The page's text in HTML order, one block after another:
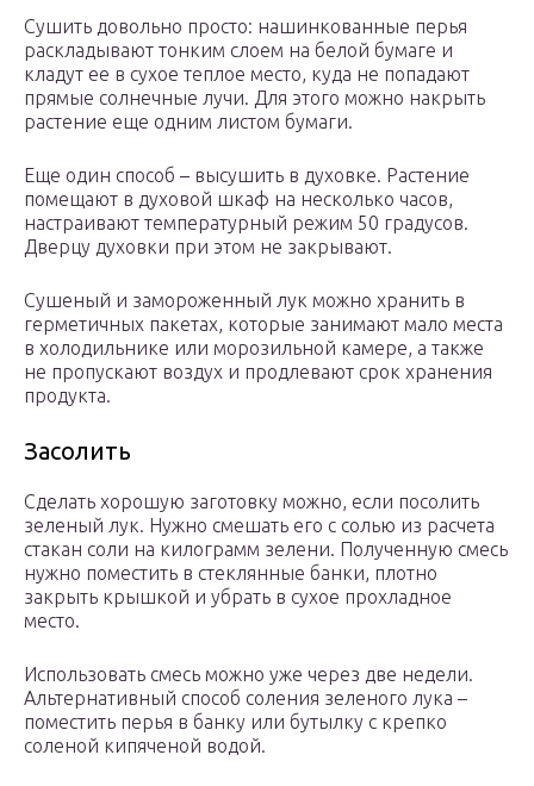
Сушить довольно просто: нашинкованные перья
раскладывают тонким слоем на белой бумаге и
кладут ее в сухое теплое место, куда не попадают
прямые солнечные лучи. Для этого можно накрыть
растение еще одним листом бумаги.
Еще один способ – высушить в духовке. Растение
помещают в духовой шкаф на несколько часов,
настраивают температурный режим 50 градусов.
Дверцу духовки при этом не закрывают.
Сушеный и замороженный лук можно хранить в
герметичных пакетах, которые занимают мало места
в холодильнике или морозильной камере, а также
не пропускают воздух и продлевают срок хранения
продукта.
Засолить
Сделать хорошую заготовку можно, если посолить
зеленый лук. Нужно смешать его с солью из расчета
стакан соли на килограмм зелени. Полученную смесь
нужно поместить в стеклянные банки, плотно
закрыть крышкой и убрать в сухое прохладное
место.
Использовать смесь можно уже через две недели.
Альтернативный способ соления зеленого лука –
поместить перья в банку или бутылку с крепко
соленой кипяченой водой.